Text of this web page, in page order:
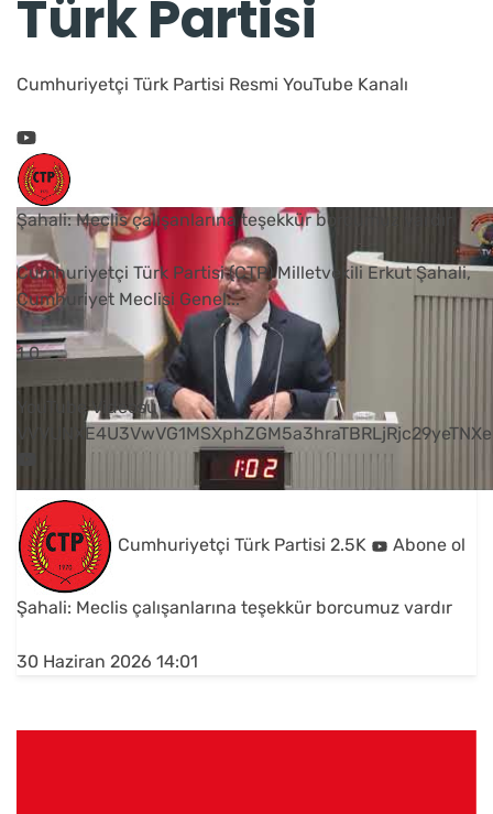
Türk Partisi
Cumhuriyetçi Türk Partisi Resmi YouTube Kanalı
Şahali: Meclis çalışanlarına teşekkür borcumuz vardır
Cumhuriyetçi Türk Partisi (CTP) Milletvekili Erkut Şahali,
Cumhuriyet Meclisi Genel...
1 0
YouTube Videosu
Cumhuriyetçi Türk Partisi 2.5K Abone ol
Şahali: Meclis çalışanlarına teşekkür borcumuz vardır
30 Haziran 2026 14:01